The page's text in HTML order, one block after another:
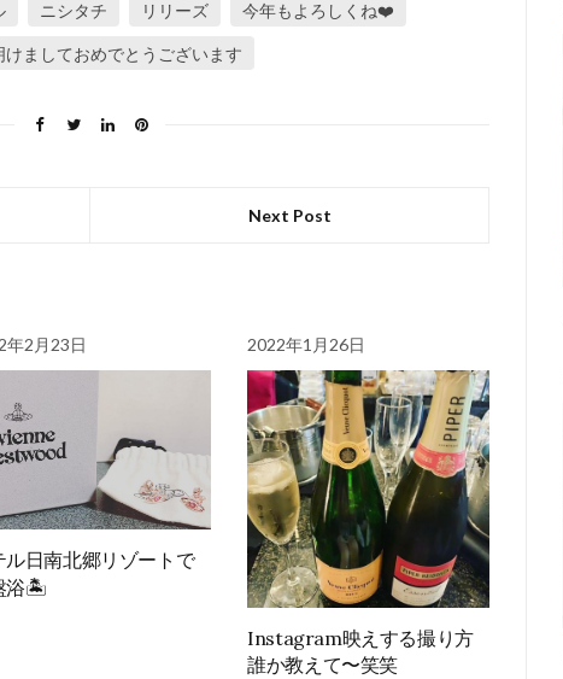
ニシタチ リリーズ 今年もよろしくね❤️
けましておめでとうございます
Next Post
年2月23日
ル日南北郷リゾートで
浴🏝
2022年1月26日
Instagram映えする撮り方
誰か教えて〜笑笑